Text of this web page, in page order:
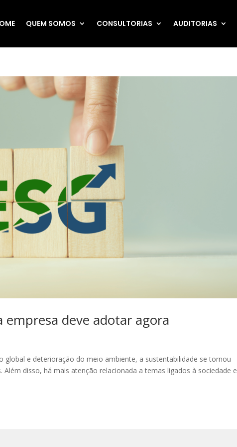
QUEM SOMOS CONSULTORIAS AUDITORIAS
empresa deve adotar agora
global e deterioração do meio ambiente, a sustentabilidade se tornou
disso, há mais atenção relacionada a temas ligados à sociedade e